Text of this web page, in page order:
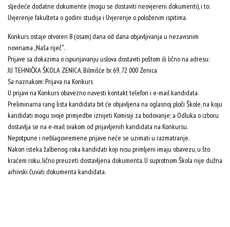
sljedeće dodatne dokumente (mogu se dostaviti neovjereni dokumenti), i to:
Uvjerenje fakulteta o godini studija i Uvjerenje o položenim ispitima.
Konkurs ostaje otvoren 8 (osam) dana od dana objavljivanja u nezavisnim
novinama „Naša riječ“.
Prijave sa dokazima o ispunjavanju uslova dostaviti poštom ili lično na adresu:
JU TEHNIČKA ŠKOLA ZENICA, Bilmišće br. 69, 72 000 Zenica
Sa naznakom: Prijava na Konkurs
U prijavi na Konkurs obavezno navesti kontakt telefon i e-mail kandidata.
Preliminarna rang lista kandidata bit će objavljena na oglasnoj ploči Škole, na koju
kandidati mogu svoje primjedbe iznijeti Komisiji za bodovanje; a Odluka o izboru
dostavlja se na e-mail svakom od prijavljenih kandidata na Konkursu.
Nepotpune i neblagovremene prijave neće se uzimati u razmatranje.
Nakon isteka žalbenog roka kandidati koji nisu primljeni imaju obavezu, u što
kraćem roku, lično preuzeti dostavljena dokumenta. U suprotnom Škola nije dužna
arhivski čuvati dokumenta kandidata.